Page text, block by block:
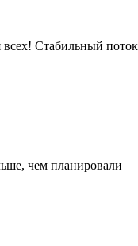
всех! Стабильный
чем планировали